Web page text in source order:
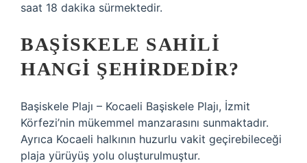
saat 18 dakika sürmektedir.
BAŞISKELE SAHILI
HANGI ŞEHIRDEDIR?
Başiskele Plajı – Kocaeli Başiskele Plajı, İzmit
Körfezi’nin mükemmel manzarasını sunmaktadır.
Ayrıca Kocaeli halkının huzurlu vakit geçirebileceği
plaja yürüyüş yolu oluşturulmuştur.